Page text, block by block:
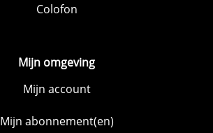
Colofon
Mijn omgeving
Mijn account
Mijn abonnement(en)